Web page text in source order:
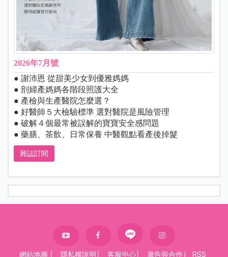
2026年7月號
● 謝沛恩 從甜美少女到優雅媽媽
● 剖婦產媽媽各階段照護大全
● 產檢與生產醫院怎麼選？
● 好醫師５大檢驗標準 選對醫院是風險管理
● 破解４個最常被誤解的寶寶安全感問題
● 藥膳、茶飲、日常保養 中醫觀點看產後掉髮
雜誌訂閱
網站地圖 隱私權說明 客服中心 廣告與合作 RSS